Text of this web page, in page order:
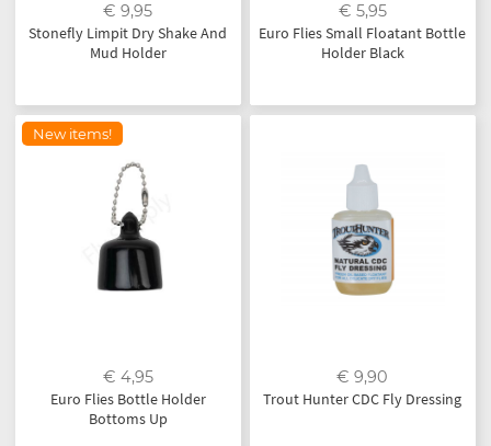
€ 9,95
Stonefly Limpit Dry Shake And
Mud Holder
€ 5,95
Euro Flies Small Floatant Bottle
Holder Black
New items!
€ 4,95
Euro Flies Bottle Holder
Bottoms Up
€ 9,90
Trout Hunter CDC Fly Dressing